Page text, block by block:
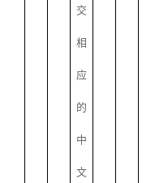
交
相
应
的
中
文